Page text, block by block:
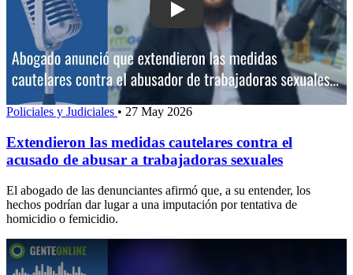
Play: Extendieron las medidas
Policiales y Judiciales • 27 May 2026
Extendieron las medidas cautelares contra el
acusado de abusar a trabajadoras sexuales
El abogado de las denunciantes afirmó que, a su entender, los
hechos podrían dar lugar a una imputación por tentativa de
homicidio o femicidio.